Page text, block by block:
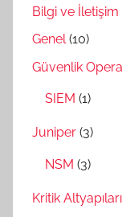
Bilgi ve
Genel(10)
Güvenlik
SIEM (1)
Juniper (3)
NSM (3)
Kritik